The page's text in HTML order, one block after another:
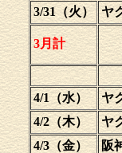
3/31（火） ヤ
3月計
4/1（水）
ヤ
4/2（木）
ヤ
4/3（金）
阪